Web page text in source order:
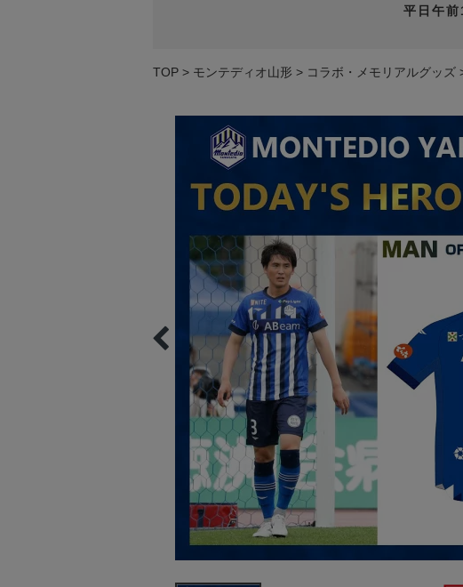
平日午前
TOP モンテディオ山形 コラボ・メモリアルグッズ